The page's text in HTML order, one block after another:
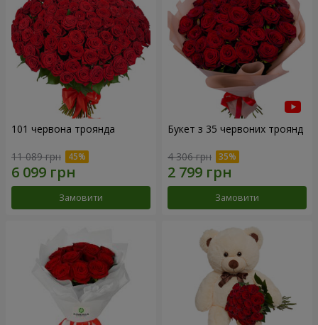
101 червона троянда
11 089 грн
Замовити
Букет з 35 червоних троянд
4 306 грн
Замовити